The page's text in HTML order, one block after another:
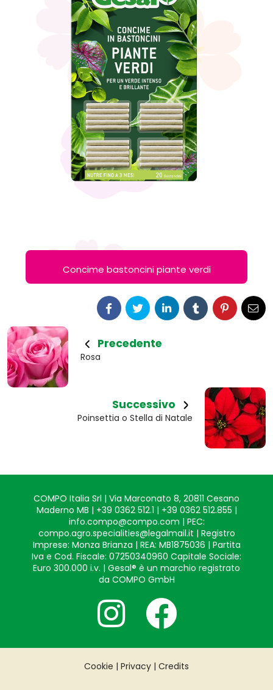
Concime bastoncini piante verdi
Precedente
Rosa
Successivo
Poinsettia o Stella di Natale
COMPO Italia Srl | Via Marconato 8, 20811 Cesano
Maderno MB | +39 0362 512.1 | +39 0362 512.855 |
info.compo@compo.com | PEC:
compo.agro.specialities@legalmail.it | Registro
Imprese: Monza Brianza | REA: MB1875036 | Partita
Iva e Cod. Fiscale: 07250340960 Capitale Sociale:
Euro 300.000 i.v. | Gesal® è un marchio registrato
da COMPO GmbH
Cookie | Privacy | Credits